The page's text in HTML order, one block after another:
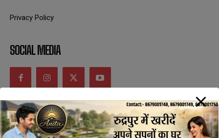
Privacy Policy
SOCIAL MEDIA
CONTACT INFORMATION
uttaranchaldeep.news@gmail.com